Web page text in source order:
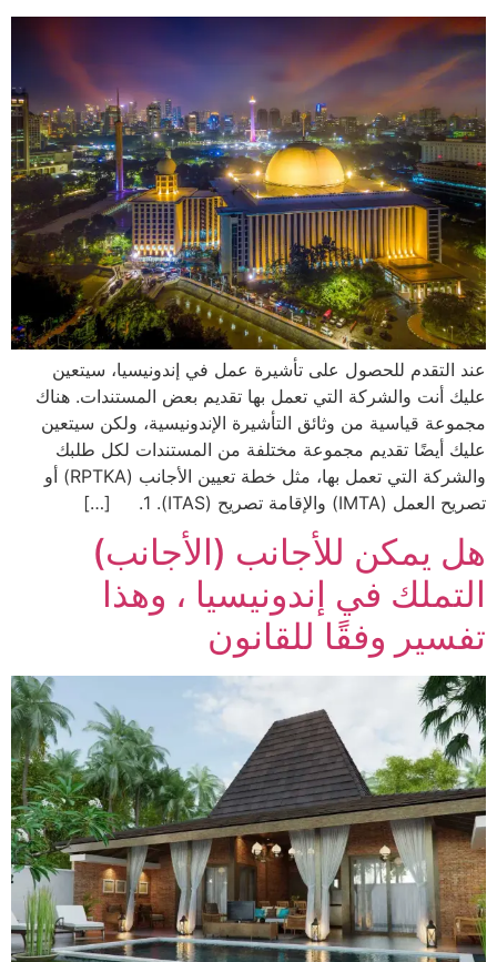
عند التقدم للحصول على تأشيرة عمل في إندونيسيا، سيتعين
عليك أنت والشركة التي تعمل بها تقديم بعض المستندات. هناك
مجموعة قياسية من وثائق التأشيرة الإندونيسية، ولكن سيتعين
عليك أيضًا تقديم مجموعة مختلفة من المستندات لكل طلبك
والشركة التي تعمل بها، مثل خطة تعيين الأجانب (RPTKA) أو
تصريح العمل (IMTA) والإقامة تصريح (ITAS). 1. […]
هل يمكن للأجانب (الأجانب)
التملك في إندونيسيا ، وهذا
تفسير وفقًا للقانون